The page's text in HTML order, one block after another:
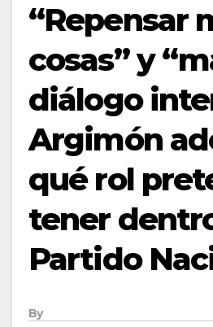
“Repensar
cosas” y
diálogo
Argimón
qué rol
tener
Partido
By